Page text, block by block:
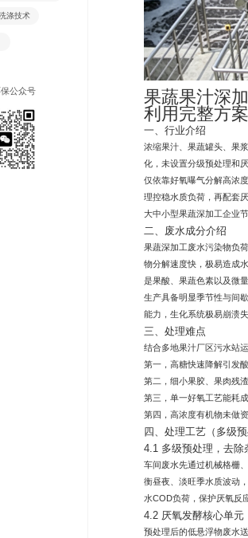
涤技术
附技术
术
臭技术
流换热技术
公众号
果蔬果汁深
利用完整方案
一、行业介绍
浓缩果汁、果蔬罐头、果
化，未设置分级预处理和
仅依靠好氧曝气分解高浓
理控稳水质负荷，再配套
大中小型果蔬深加工企业
二、废水成分介绍
果蔬深加工废水污染物负
物分解速度快，极易造成
是果酸、果蔬色素以及微
生产具备明显季节性与间
能力，生化系统极易崩溃失
三、处理难点
结合多地果汁厂区污水站
第一，高糖快速降解引发
第二，细小果胶、果肉残
第三，单一好氧工艺能耗
第四，高浓度有机物未做
四、处理工艺（多级
4.1 多级预处理，去除
车间废水先通过机械格栅
衡昼夜、淡旺季水质波动
水COD负荷，保护厌氧反
4.2 厌氧发酵核心单元
预处理后的低悬浮物废水